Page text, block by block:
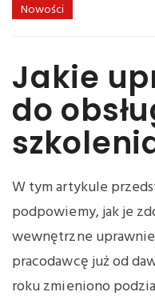
Nowości
Jakie
do
W tym artykule
podpowiemy, jak je
wewnętrzne
pracodawcę już od
roku zmieniono